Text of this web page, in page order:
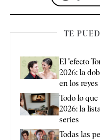
TE
El "efecto
2026: la
en los
Todo lo
2026: la
series
Todas las